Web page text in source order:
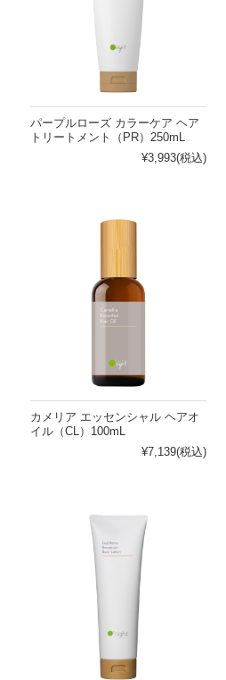
パープルローズ カラーケア ヘア
トリートメント（PR）250mL
¥3,993(税込)
カメリア エッセンシャル ヘアオ
イル（CL）100mL
¥7,139(税込)